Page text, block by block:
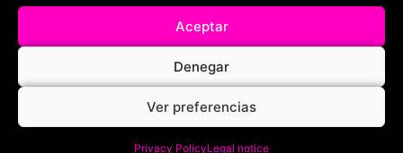
Aceptar
Denegar
Ver preferencias
Privacy PolicyLegal notice
Filmaniak (2026)
© All rights reserved